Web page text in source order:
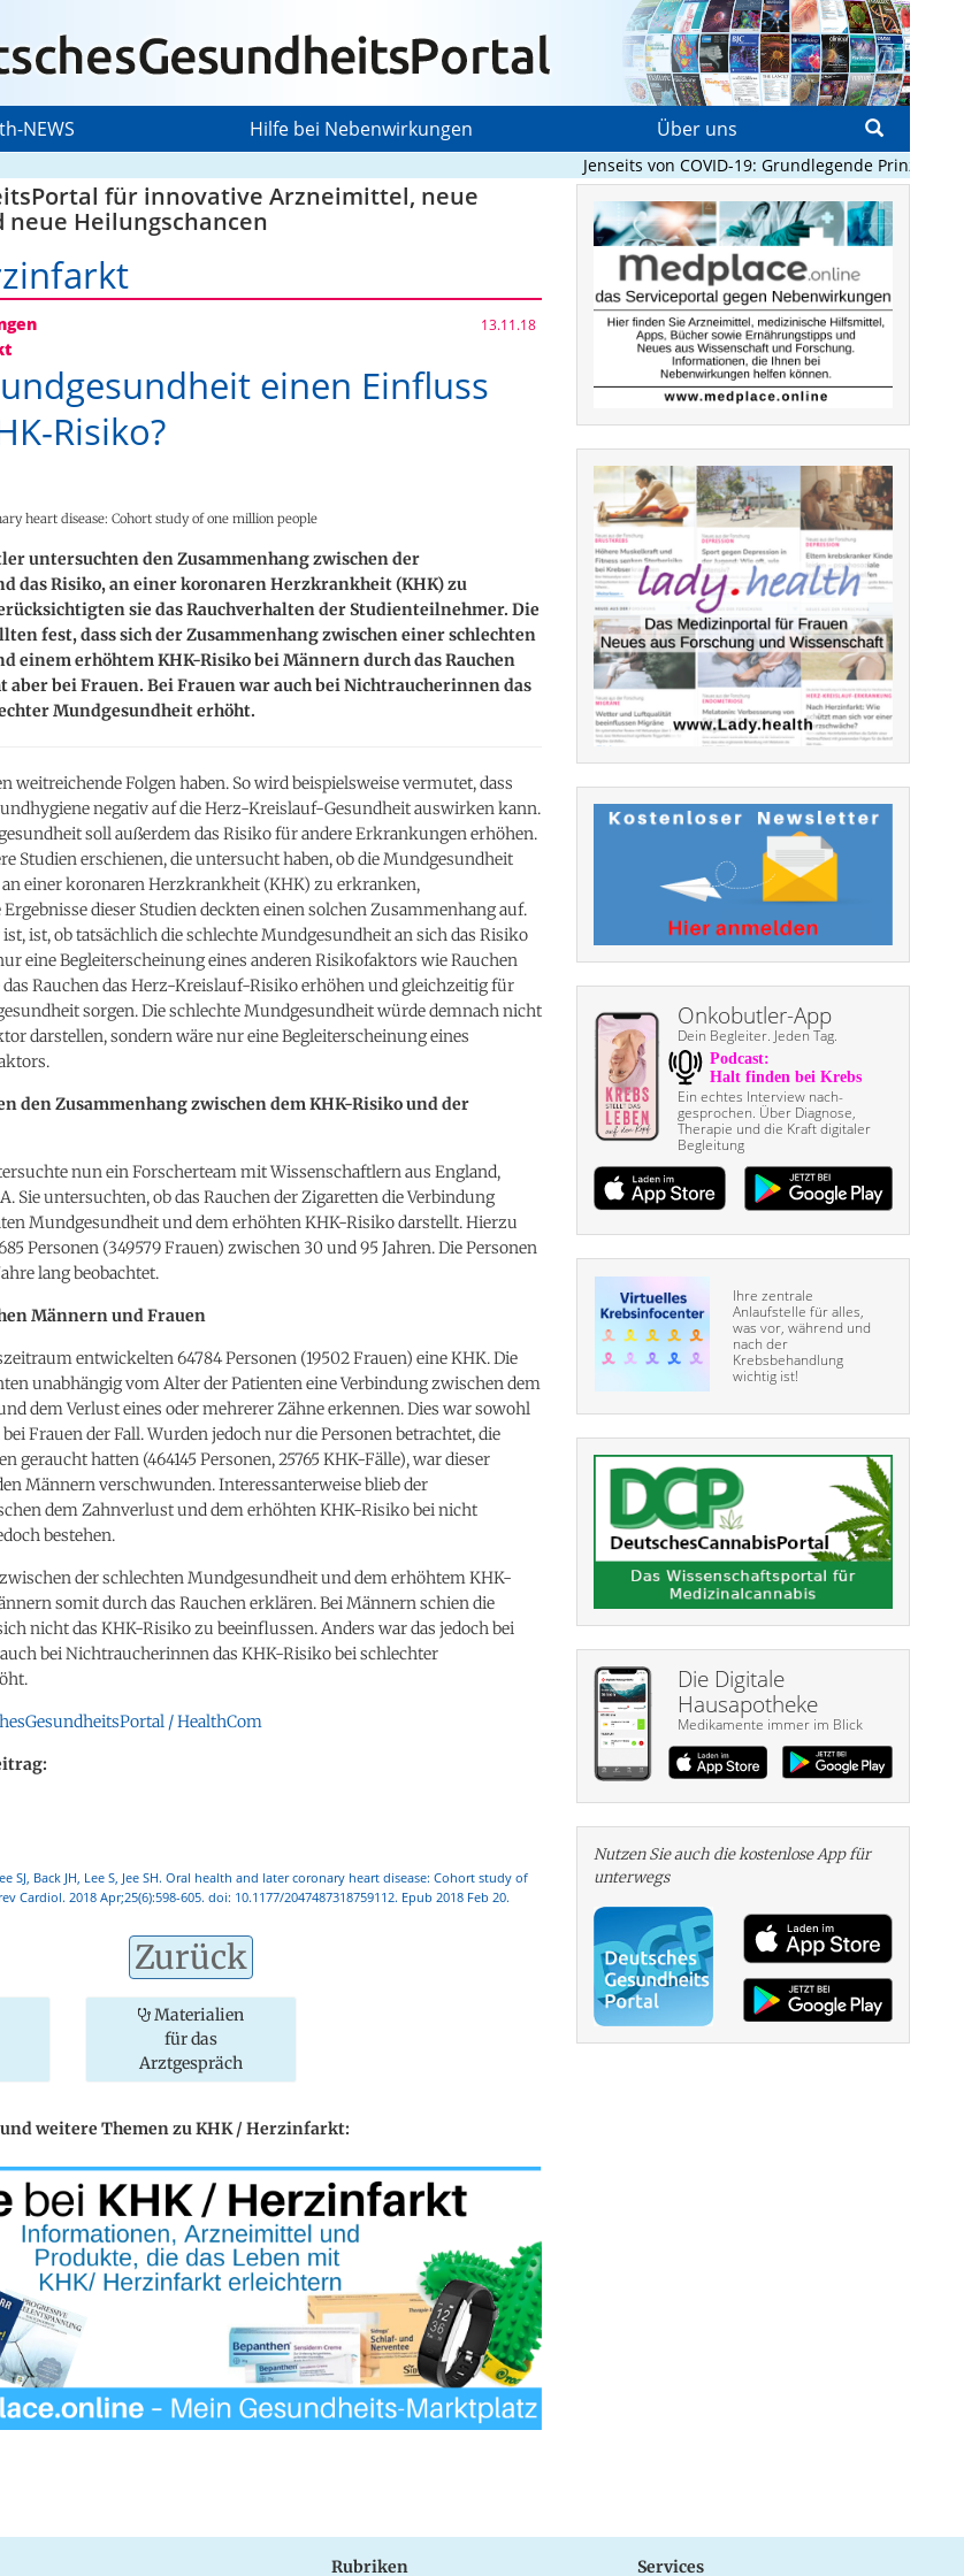
NEWS Hilfe bei Nebenwirkungen Über uns
Jenseits von COVID-19: Grundlegende Prinzipien,
für innovative Arzneimittel, neue
neue Heilungschancen
13.11.18
einen Einfluss
Risiko?
heart disease: Cohort study of one million people
untersuchten den Zusammenhang zwischen der
das Risiko, an einer koronaren Herzkrankheit (KHK) zu
sie das Rauchverhalten der Studienteilnehmer. Die
fest, dass sich der Zusammenhang zwischen einer schlechten
einem erhöhtem KHK-Risiko bei Männern durch das Rauchen
bei Frauen. Bei Frauen war auch bei Nichtraucherinnen das
Mundgesundheit erhöht.
weitreichende Folgen haben. So wird beispielsweise vermutet, dass
negativ auf die Herz-Kreislauf-Gesundheit auswirken kann.
soll außerdem das Risiko für andere Erkrankungen erhöhen.
Studien erschienen, die untersucht haben, ob die Mundgesundheit
einer koronaren Herzkrankheit (KHK) zu erkranken,
dieser Studien deckten einen solchen Zusammenhang auf.
ist, ob tatsächlich die schlechte Mundgesundheit an sich das Risiko
eine Begleiterscheinung eines anderen Risikofaktors wie Rauchen
Rauchen das Herz-Kreislauf-Risiko erhöhen und gleichzeitig für
sorgen. Die schlechte Mundgesundheit würde demnach nicht
darstellen, sondern wäre nur eine Begleiterscheinung eines
den Zusammenhang zwischen dem KHK-Risiko und der
nun ein Forscherteam mit Wissenschaftlern aus England,
Sie untersuchten, ob das Rauchen der Zigaretten die Verbindung
Mundgesundheit und dem erhöhten KHK-Risiko darstellt. Hierzu
Personen (349579 Frauen) zwischen 30 und 95 Jahren. Die Personen
lang beobachtet.
Männern und Frauen
entwickelten 64784 Personen (19502 Frauen) eine KHK. Die
unabhängig vom Alter der Patienten eine Verbindung zwischen dem
dem Verlust eines oder mehrerer Zähne erkennen. Dies war sowohl
Frauen der Fall. Wurden jedoch nur die Personen betrachtet, die
geraucht hatten (464145 Personen, 25765 KHK-Fälle), war dieser
Männern verschwunden. Interessanterweise blieb der
dem Zahnverlust und dem erhöhten KHK-Risiko bei nicht
bestehen.
der schlechten Mundgesundheit und dem erhöhtem KHK-
somit durch das Rauchen erklären. Bei Männern schien die
nicht das KHK-Risiko zu beeinflussen. Anders war das jedoch bei
bei Nichtraucherinnen das KHK-Risiko bei schlechter
/ HealthCom
SJ, Back JH, Lee S, Jee SH. Oral health and later coronary heart disease: Cohort study of
Cardiol. 2018 Apr;25(6):598-605. doi: 10.1177/2047487318759112. Epub 2018 Feb 20.
Zurück
Materialien
für das
Arztgespräch
weitere Themen zu KHK / Herzinfarkt:
Onkobutler-App
Dein Begleiter. Jeden Tag.
Ein echtes Interview nach­
gesprochen. Über Diagnose,
Therapie und die Kraft digitaler
Begleitung
Ihre zentrale
Anlaufstelle für alles,
was vor, während und
nach der
Krebsbehandlung
wichtig ist!
Die Digitale
Hausapotheke
Medikamente immer im Blick
Nutzen Sie auch die kosten­lose App für
unterwegs
Rubriken Services